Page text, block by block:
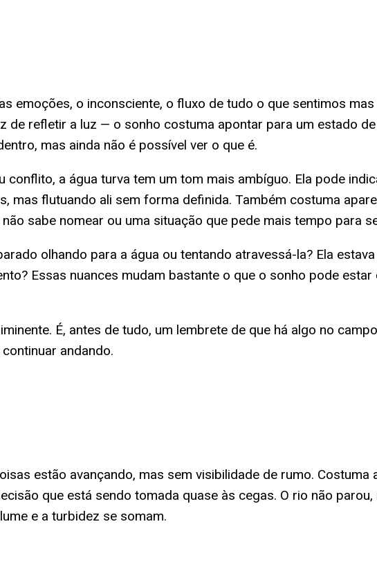
emoções, o inconsciente, o fluxo de tudo o que sentimos
de refletir a luz — o sonho costuma apontar para um estado
mas ainda não é possível ver o que é.
conflito, a água turva tem um tom mais ambíguo. Ela pode
mas flutuando ali sem forma definida. Também costuma
sabe nomear ou uma situação que pede mais tempo para
olhando para a água ou tentando atravessá-la? Ela
Essas nuances mudam bastante o que o sonho pode
É, antes de tudo, um lembrete de que há algo no
andando.
estão avançando, mas sem visibilidade de rumo. Costuma
que está sendo tomada quase às cegas. O rio não
e a turbidez se somam.